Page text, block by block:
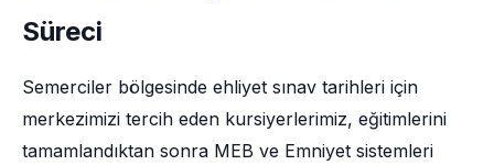
Süreci
Semerciler bölgesinde ehliyet sınav tarihleri için
merkezimizi tercih eden kursiyerlerimiz, eğitimlerini
tamamlandıktan sonra MEB ve Emniyet sistemleri